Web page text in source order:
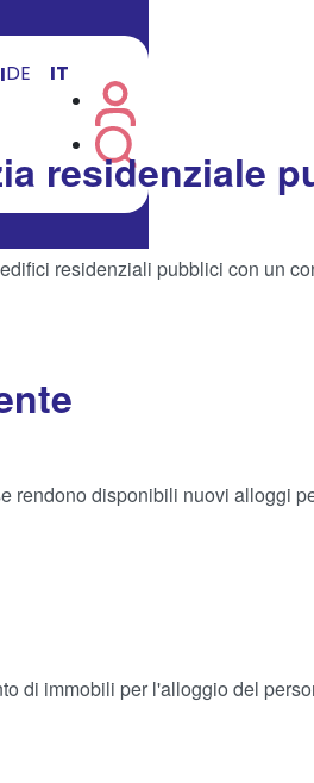
DE IT
residenziale
residenziali pubblici con un
rendono disponibili nuovi alloggi
di immobili per l'alloggio del